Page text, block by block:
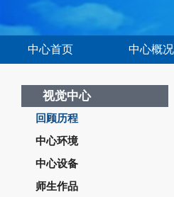
中心首页 中心概况
视觉中心
回顾历程
中心环境
中心设备
师生作品